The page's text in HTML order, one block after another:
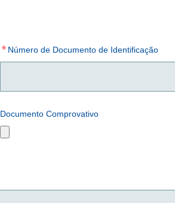
* Número de Documento de Identificação
Documento Comprovativo